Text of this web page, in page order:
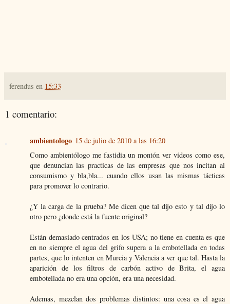
ferendus en 15:33
1 comentario:
ambientologo 15 de julio de 2010 a las 16:20
Como ambientólogo me fastidia un montón ver vídeos como ese,
que denuncian las practicas de las empresas que nos incitan al
consumismo y bla,bla... cuando ellos usan las mismas tácticas
para promover lo contrario.
¿Y la carga de la prueba? Me dicen que tal dijo esto y tal dijo lo
otro pero ¿donde está la fuente original?
Están demasiado centrados en los USA; no tiene en cuenta es que
en no siempre el agua del grifo supera a la embotellada en todas
partes, que lo intenten en Murcia y Valencia a ver que tal. Hasta la
aparición de los filtros de carbón activo de Brita, el agua
embotellada no era una opción, era una necesidad.
Ademas, mezclan dos problemas distintos: una cosa es el agua